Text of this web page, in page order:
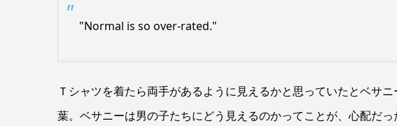
"Normal is so over-rated."
Ｔシャツを着たら両手があるように見えるかと思っていたとベサ
葉。ベサニーは男の子たちにどう見えるのかってことが、心配だ